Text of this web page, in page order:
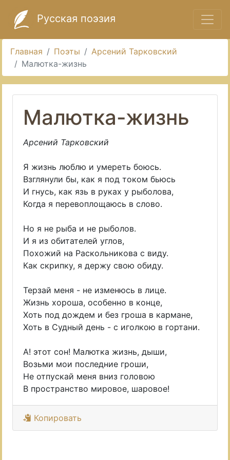
Русская поэзия
Главная Поэты
Арсений Тарковский
Малютка-жизнь
Малютка-жизнь
Арсений Тарковский
Я жизнь люблю и умереть боюсь.
Взглянули бы, как я под током бьюсь
И гнусь, как язь в руках у рыболова,
Когда я перевоплощаюсь в слово.
Но я не рыба и не рыболов.
И я из обитателей углов,
Похожий на Раскольникова с виду.
Как скрипку, я держу свою обиду.
Терзай меня - не изменюсь в лице.
Жизнь хороша, особенно в конце,
Хоть под дождем и без гроша в кармане,
Хоть в Судный день - с иголкою в гортани.
А! этот сон! Малютка жизнь, дыши,
Возьми мои последние гроши,
Не отпускай меня вниз головою
В пространство мировое, шаровое!
Копировать